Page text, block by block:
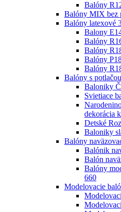
Balóny
Balóny MIX bez
Balóny latexové
Balony
Balóny
Balóny
Balóny
Balóny
Balóny s potlačou
Baloniky
Svietiace
dekorácia
Detské
Baloniky
Balóny
Balónik
Balón
Balóny
660
Modelovacie